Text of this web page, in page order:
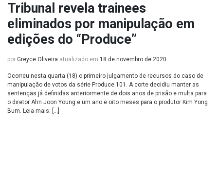
Tribunal revela trainees
eliminados por manipulação em
edições do “Produce”
por Greyce Oliveira atualizado em 18 de novembro de 2020
Ocorreu nesta quarta (18) o primeiro julgamento de recursos do caso de
manipulação de votos da série Produce 101. A corte decidiu manter as
sentenças já definidas anteriormente de dois anos de prisão e multa para
o diretor Ahn Joon Young e um ano e oito meses para o produtor Kim Yong
Bum. Leia mais: […]